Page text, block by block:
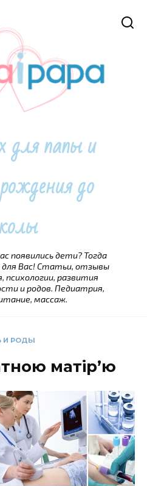
для папы и
до
появились дети? Тогда
Вас! Статьи, отзывы
психологии, развития
и родов. Педиатрия,
массаж.
И РОДЫ
матір’ю